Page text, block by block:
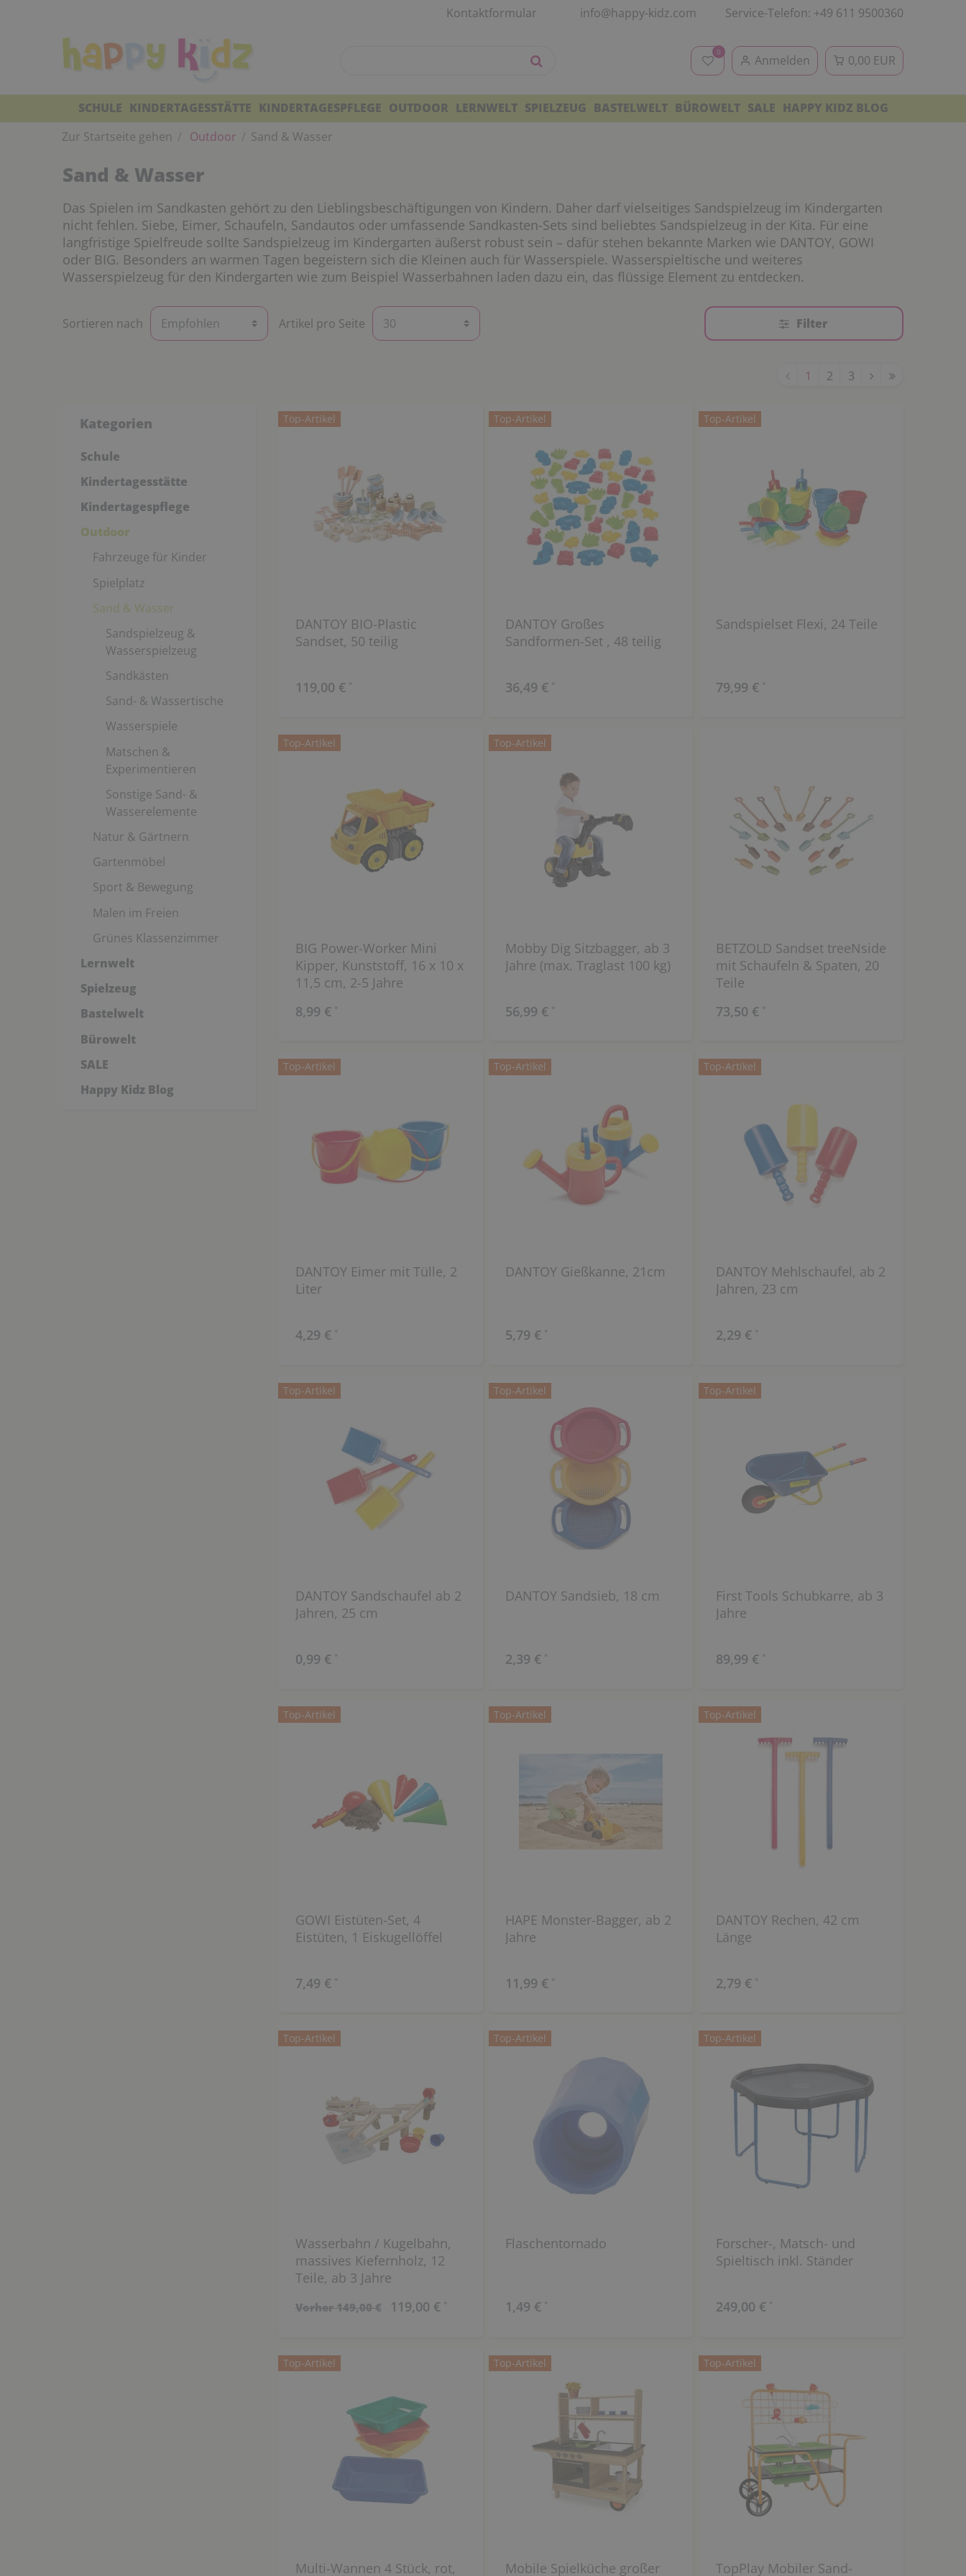
Kontaktformular info@happy-kidz.com Service-Telefon: +49 611 9500360
0
Anmelden 0,00 EUR
SCHULE KINDERTAGESSTÄTTE KINDERTAGESPFLEGE OUTDOOR LERNWELT SPIELZEUG BASTELWELT BÜROWELT SALE HAPPY KIDZ BLOG
Zur Startseite gehen
Outdoor Sand & Wasser
Sand & Wasser
Das Spielen im Sandkasten gehört zu den Lieblingsbeschäftigungen von Kindern. Daher darf vielseitiges Sandspielzeug im Kindergarten
nicht fehlen. Siebe, Eimer, Schaufeln, Sandautos oder umfassende Sandkasten-Sets sind beliebtes Sandspielzeug in der Kita. Für eine
langfristige Spielfreude sollte Sandspielzeug im Kindergarten äußerst robust sein – dafür stehen bekannte Marken wie DANTOY, GOWI
oder BIG. Besonders an warmen Tagen begeistern sich die Kleinen auch für Wasserspiele. Wasserspieltische und weiteres
Wasserspielzeug für den Kindergarten wie zum Beispiel Wasserbahnen laden dazu ein, das flüssige Element zu entdecken.
Sortieren nach Artikel pro Seite Filter
1 2 3
Kategorien
Schule
Kindertagesstätte
Kindertagespflege
Outdoor
Fahrzeuge für Kinder
Spielplatz
Sand & Wasser
Sandspielzeug &
Wasserspielzeug
Sandkästen
Sand- & Wassertische
Wasserspiele
Matschen &
Experimentieren
Sonstige Sand- &
Wasserelemente
Natur & Gärtnern
Gartenmöbel
Sport & Bewegung
Malen im Freien
Grünes Klassenzimmer
Lernwelt
Spielzeug
Bastelwelt
Bürowelt
SALE
Happy Kidz Blog
Top-Artikel
DANTOY BIO-Plastic
Sandset, 50 teilig
119,00 € *
Top-Artikel
DANTOY Großes
Sandformen-Set , 48 teilig
36,49 € *
Top-Artikel
Sandspielset Flexi, 24 Teile
79,99 € *
Top-Artikel
BIG Power-Worker Mini
Kipper, Kunststoff, 16 x 10 x
11,5 cm, 2-5 Jahre
8,99 € *
Top-Artikel
Mobby Dig Sitzbagger, ab 3
Jahre (max. Traglast 100 kg)
56,99 € *
BETZOLD Sandset treeNside
mit Schaufeln & Spaten, 20
Teile
73,50 € *
Top-Artikel
DANTOY Eimer mit Tülle, 2
Liter
4,29 € *
Top-Artikel
DANTOY Gießkanne, 21cm
5,79 € *
Top-Artikel
DANTOY Mehlschaufel, ab 2
Jahren, 23 cm
2,29 € *
Top-Artikel
DANTOY Sandschaufel ab 2
Jahren, 25 cm
0,99 € *
Top-Artikel
DANTOY Sandsieb, 18 cm
2,39 € *
Top-Artikel
First Tools Schubkarre, ab 3
Jahre
89,99 € *
Top-Artikel
GOWI Eistüten-Set, 4
Eistüten, 1 Eiskugellöffel
7,49 € *
Top-Artikel
HAPE Monster-Bagger, ab 2
Jahre
11,99 € *
Top-Artikel
DANTOY Rechen, 42 cm
Länge
2,79 € *
Top-Artikel
Wasserbahn / Kugelbahn,
massives Kiefernholz, 12
Teile, ab 3 Jahre
Vorher 149,00 € 119,00 € *
Top-Artikel
Flaschentornado
1,49 € *
Top-Artikel
Forscher-, Matsch- und
Spieltisch inkl. Ständer
249,00 € *
Top-Artikel
Multi-Wannen 4 Stück, rot,
Top-Artikel
Mobile Spielküche großer
Top-Artikel
TopPlay Mobiler Sand-